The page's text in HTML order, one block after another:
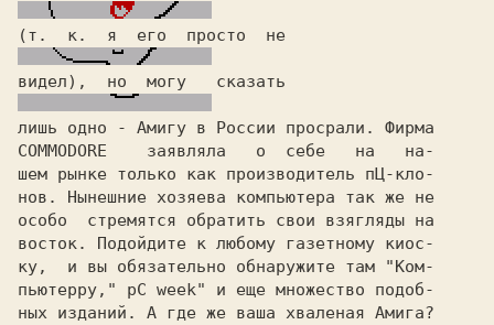
(т.  к.  я  его  просто  не
видел),  но  могу   сказать
лишь одно - Амигу в России просрали.
COMMODORE
  заявляла   о  себе   на   на-
шем рынке только как производитель пЦ-кло-
нов. Нынешние хозяева компьютера так же не
особо  стремятся обратить свои взягляды на
восток. Подойдите к любому газетному киос-
ку,  и вы обязательно обнаружите там
"Ком-
пьютерру," рС week" и еще множество подоб-
ных изданий. А где же ваша хваленая